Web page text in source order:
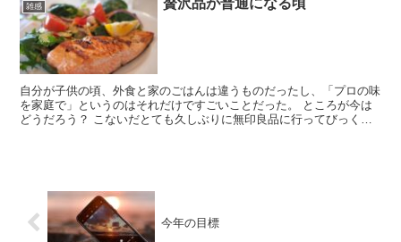
雑感 贅沢品が普通になる頃
自分が子供の頃、外食と家のごはんは違うものだったし、「プロの味
を家庭で」というのはそれだけですごいことだった。 ところが今は
どうだろう？ こないだとても久しぶりに無印良品に行ってびっくり
今年の目標